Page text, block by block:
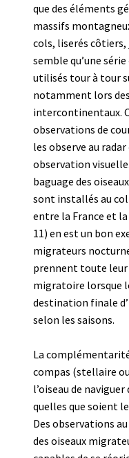
que des éléments
massifs
cols, liserés
semble qu’une
utilisés tour à tour
notamment lors
intercontinentaux.
observations de
les observe au
observation
baguage des
sont installés au
entre la France et la
11) en est un bon
migrateurs
prennent toute leur
migratoire lorsque
destination finale
selon les saisons.
La
compas (stellaire
l’oiseau de
quelles que soient
Des observations
des oiseaux